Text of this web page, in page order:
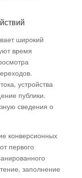
широкий
время
устройства
публики.
сведения о
конверсионных
первого
заполнение